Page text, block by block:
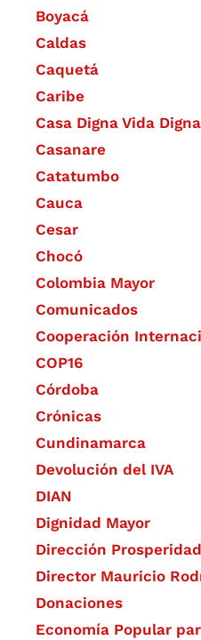
Boyacá
Caldas
Caquetá
Caribe
Casa Digna Vida Digna
Casanare
Catatumbo
Cauca
Cesar
Chocó
Colombia Mayor
Comunicados
Cooperación
COP16
Córdoba
Crónicas
Cundinamarca
Devolución del IVA
DIAN
Dignidad Mayor
Dirección
Director Mauricio
Donaciones
Economía Popular